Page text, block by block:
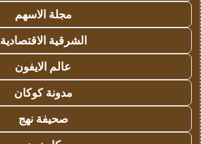
مجلة الاسهم
الشرقية الاقتصادية
عالم الايفون
مدونة كوكان
صحيفة نهج